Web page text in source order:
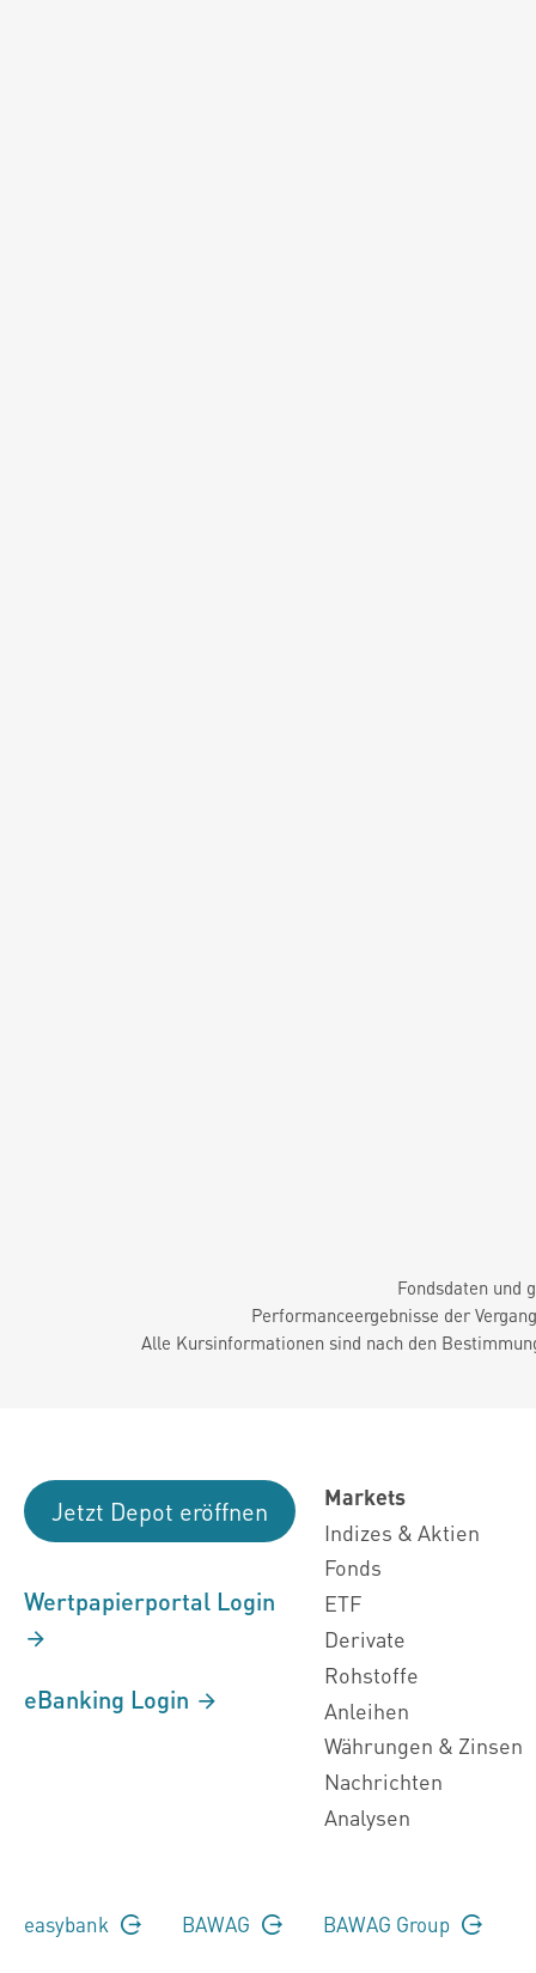
Fondsdaten und
Performanceergebnisse der
Alle Kursinformationen sind nach den
Jetzt Depot eröffnen
Wertpapierportal Login
eBanking Login
Markets
Indizes & Aktien
Fonds
ETF
Derivate
Rohstoffe
Anleihen
Währungen & Zinsen
Nachrichten
Analysen
easybank BAWAG BAWAG Group